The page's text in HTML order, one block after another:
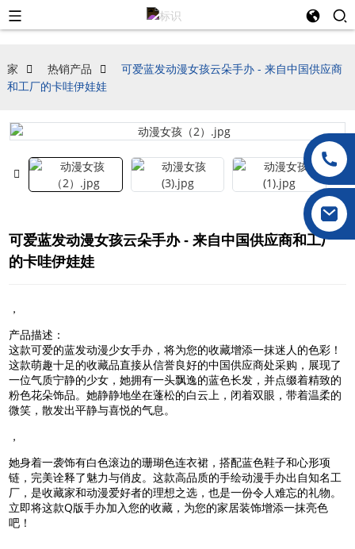
家 热销产品
可爱蓝发动漫女孩云朵手办 - 来自中国供应商
和工厂的卡哇伊娃娃
可爱蓝发动漫女孩云朵手办 - 来自中国供应商和工厂
的卡哇伊娃娃
，
产品描述：
这款可爱的蓝发动漫少女手办，将为您的收藏增添一抹迷人的色彩！
这款萌趣十足的收藏品直接从信誉良好的中国供应商处采购，展现了
一位气质宁静的少女，她拥有一头飘逸的蓝色长发，并点缀着精致的
粉色花朵饰品。她静静地坐在蓬松的白云上，闭着双眼，带着温柔的
微笑，散发出平静与喜悦的气息。
，
她身着一袭饰有白色滚边的珊瑚色连衣裙，搭配蓝色鞋子和心形项
链，完美诠释了魅力与俏皮。这款高品质的手绘动漫手办出自知名工
厂，是收藏家和动漫爱好者的理想之选，也是一份令人难忘的礼物。
立即将这款Q版手办加入您的收藏，为您的家居装饰增添一抹亮色
吧！